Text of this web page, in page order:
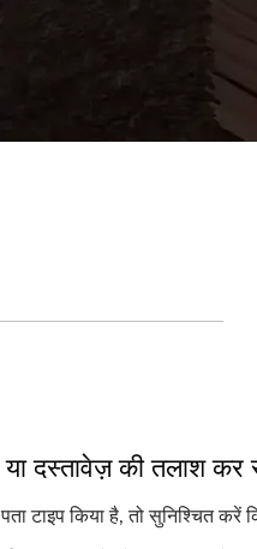
दस्तावेज़ की तलाश कर
टाइप किया है, तो सुनिश्चित करें